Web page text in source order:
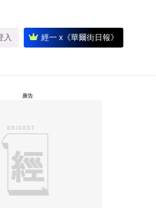
入 經一 x《華爾街日報》
廣告